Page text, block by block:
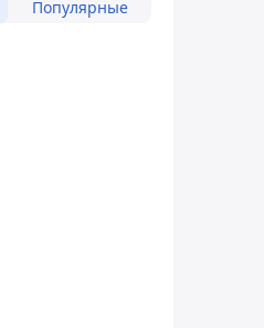
Популярные